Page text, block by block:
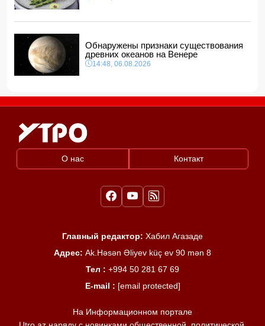
Обнаружены признаки существования
древних океанов на Венере
14:48, 06.08.2026
О нас Контакт
Главный редактор: Хабил Агазаде
Адрес: Ak.Həsən Əliyev küç ev 90 mən 8
Тел : +994 50 281 67 69
E-mail : [email protected]
На Информационном портале